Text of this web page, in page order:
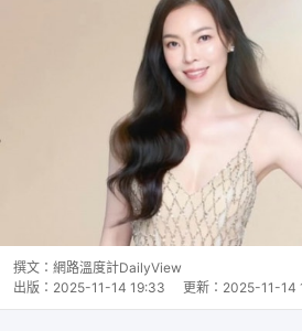
撰文： 網路溫度計DailyView
出版： 2025-11-14 19:33 更新： 2025-11-14